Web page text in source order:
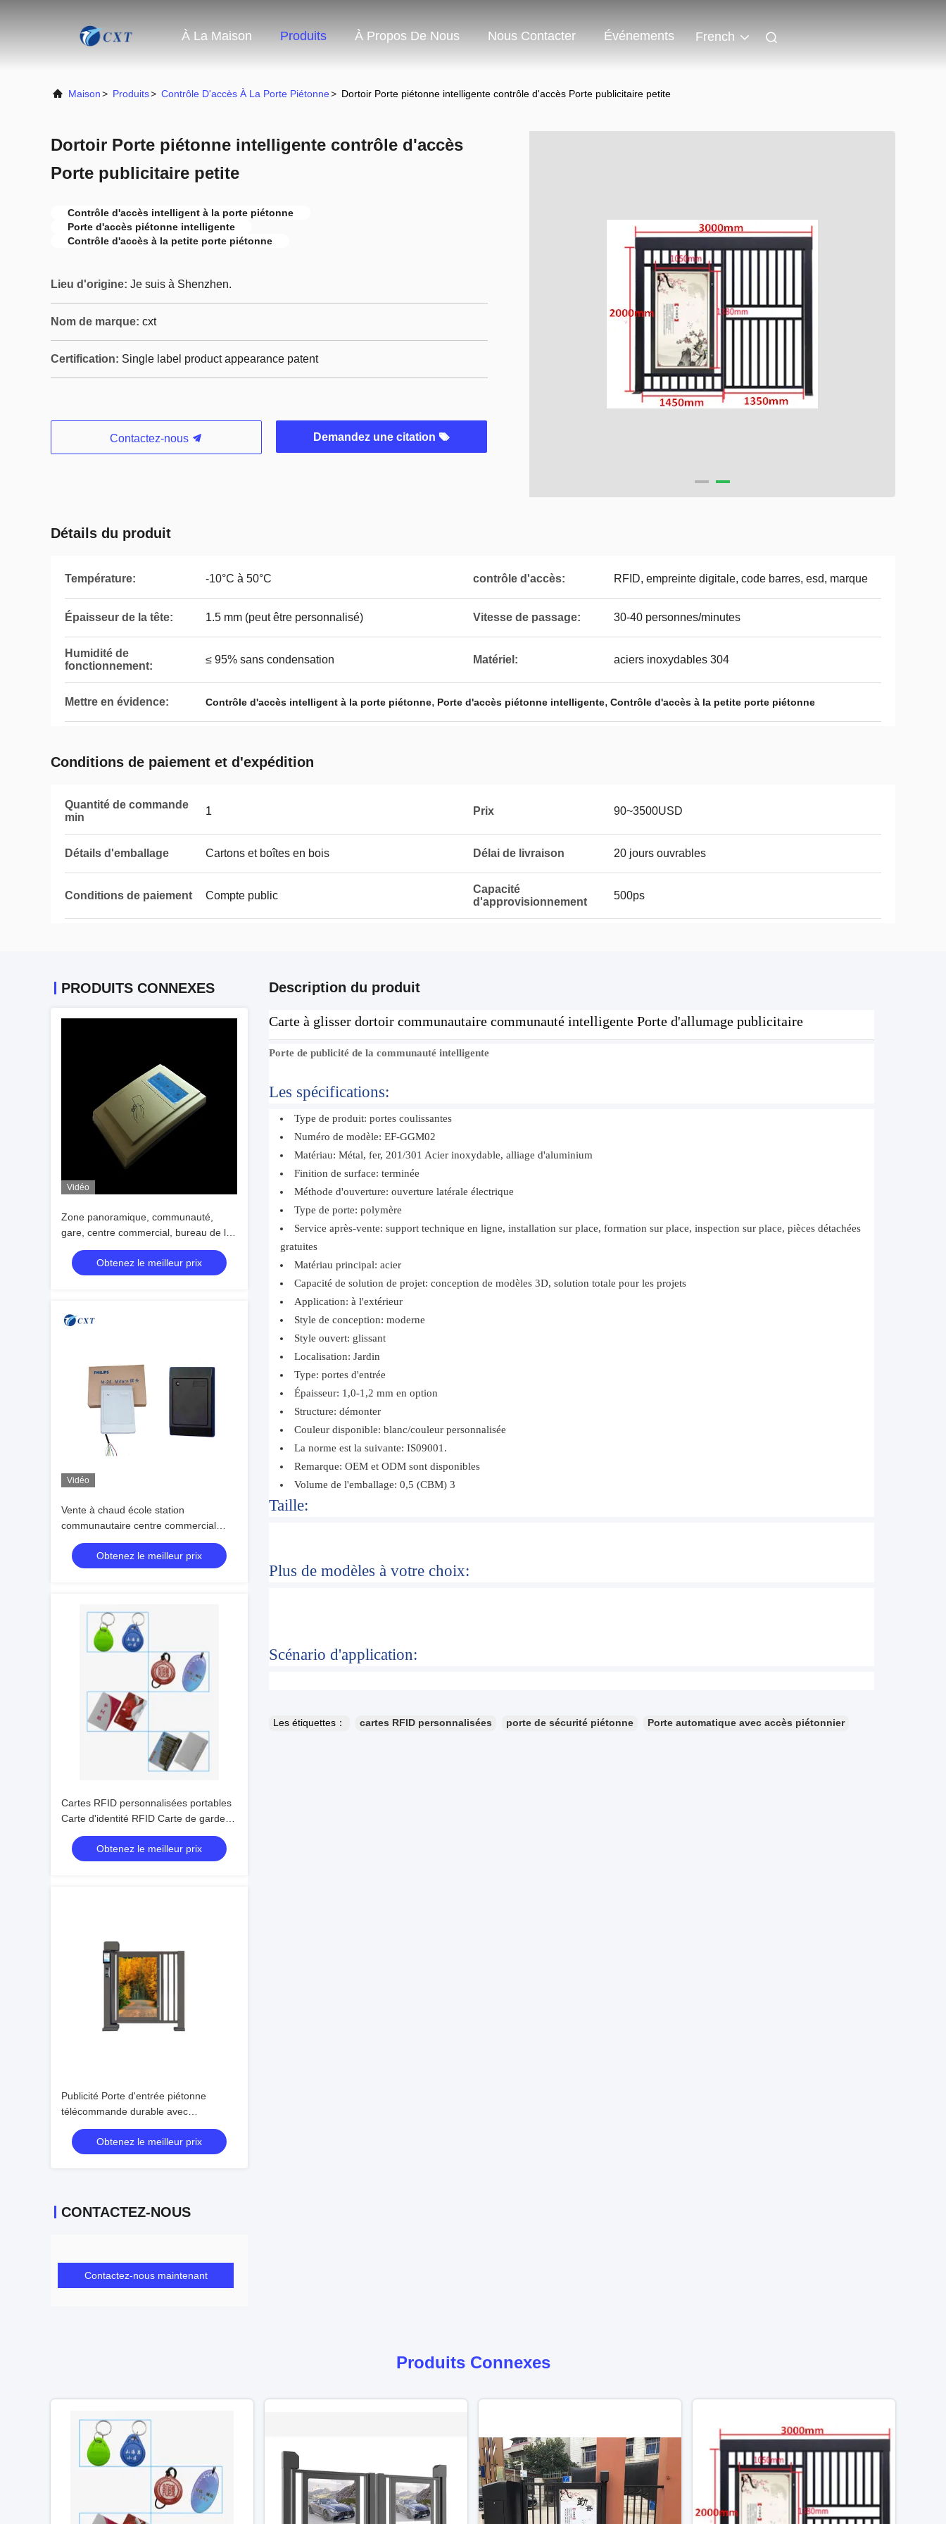
À La Maison Produits À Propos De Nous Nous Contacter Événements French
Maison> Produits> Contrôle D'accès À La Porte Piétonne> Dortoir Porte piétonne intelligente contrôle d'accès Porte publicitaire petite
Dortoir Porte piétonne intelligente contrôle d'accès
Porte publicitaire petite
Contrôle d'accès intelligent à la porte piétonne
Porte d'accès piétonne intelligente
Contrôle d'accès à la petite porte piétonne
Lieu d'origine: Je suis à Shenzhen.
Nom de marque: cxt
Certification: Single label product appearance patent
Contactez-nous Demandez une citation
Détails du produit
Température: -10°C à 50°C contrôle d'accès: RFID, empreinte digitale, code barres, esd, marque
Épaisseur de la tête: 1.5 mm (peut être personnalisé) Vitesse de passage: 30-40 personnes/minutes
Humidité de
fonctionnement:
≤ 95% sans condensation Matériel: aciers inoxydables 304
Mettre en évidence: Contrôle d'accès intelligent à la porte piétonne, Porte d'accès piétonne intelligente, Contrôle d'accès à la petite porte piétonne
Conditions de paiement et d'expédition
Quantité de commande
min
1 Prix 90~3500USD
Détails d'emballage Cartons et boîtes en bois Délai de livraison 20 jours ouvrables
Conditions de paiement Compte public
Capacité
d'approvisionnement
500ps
PRODUITS CONNEXES
Vidéo
Zone panoramique, communauté,
gare, centre commercial, bureau de la
place Émetteur de carte de
reconnaissance RFID/IC/ID
Obtenez le meilleur prix
Vidéo
Vente à chaud école station
communautaire centre commercial
plein carré automatique RFID / IC /
lecteur de reconnaissance d'identité
Obtenez le meilleur prix
Cartes RFID personnalisées portables
Carte d'identité RFID Carte de garde
d'entrée pour la sécurité
Obtenez le meilleur prix
Publicité Porte d'entrée piétonne
télécommande durable avec
vérification de carte IC
Obtenez le meilleur prix
CONTACTEZ-NOUS
Contactez-nous maintenant
Description du produit
Carte à glisser dortoir communautaire communauté intelligente Porte d'allumage publicitaire
Porte de publicité de la communauté intelligente
Les spécifications:
Type de produit: portes coulissantes
Numéro de modèle: EF-GGM02
Matériau: Métal, fer, 201/301 Acier inoxydable, alliage d'aluminium
Finition de surface: terminée
Méthode d'ouverture: ouverture latérale électrique
Type de porte: polymère
Service après-vente: support technique en ligne, installation sur place, formation sur place, inspection sur place, pièces détachées
gratuites
Matériau principal: acier
Capacité de solution de projet: conception de modèles 3D, solution totale pour les projets
Application: à l'extérieur
Style de conception: moderne
Style ouvert: glissant
Localisation: Jardin
Type: portes d'entrée
Épaisseur: 1,0-1,2 mm en option
Structure: démonter
Couleur disponible: blanc/couleur personnalisée
La norme est la suivante: IS09001.
Remarque: OEM et ODM sont disponibles
Volume de l'emballage: 0,5 (CBM) 3
Taille:
Plus de modèles à votre choix:
Scénario d'application:
Les étiquettes： cartes RFID personnalisées porte de sécurité piétonne Porte automatique avec accès piétonnier
Produits Connexes